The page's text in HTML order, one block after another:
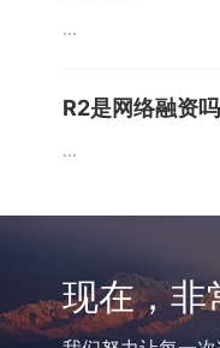
...
R2是网络融资
...
现在，非